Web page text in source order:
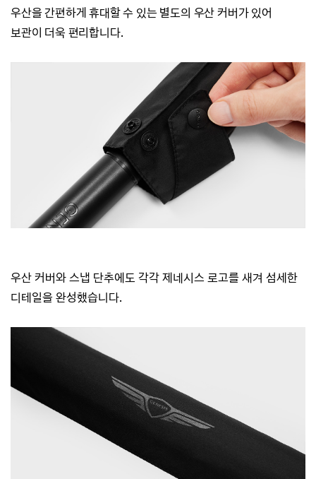
우산을 간편하게 휴대할 수 있는 별도의 우산 커버가 있어
보관이 더욱 편리합니다.
우산 커버와 스냅 단추에도 각각 제네시스 로고를 새겨 섬세한
디테일을 완성했습니다.